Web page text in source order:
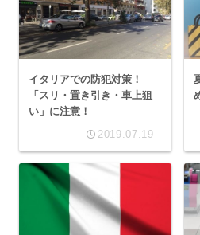
イタリアでの防犯対策！
「スリ・置き引き・車上狙
い」に注意！
2019.07.19